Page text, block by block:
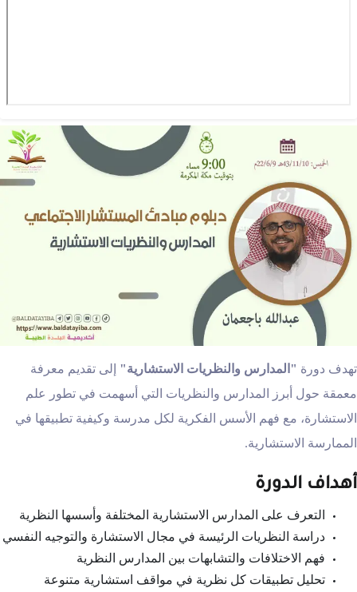
تهدف دورة "المدارس والنظريات الاستشارية"
إلى تقديم معرفة
معمقة حول أبرز المدارس والنظريات التي أسهمت في تطور علم
الاستشارة، مع فهم الأسس الفكرية لكل مدرسة وكيفية تطبيقها في
الممارسة الاستشارية.
أهداف الدورة
التعرف على المدارس الاستشارية المختلفة وأسسها النظرية
دراسة النظريات الرئيسة في مجال الاستشارة والتوجيه النفسي
فهم الاختلافات والتشابهات بين المدارس النظرية
تحليل تطبيقات كل نظرية في مواقف استشارية متنوعة